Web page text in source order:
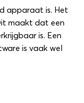
apparaat is. Het
maakt dat een
is. Een
is vaak wel